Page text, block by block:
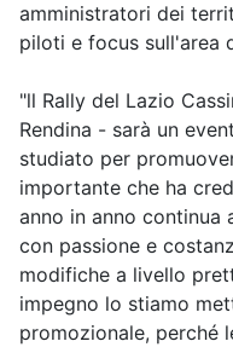
amministratori dei
piloti e focus sull'area
"ll Rally del Lazio
Rendina - sarà un
studiato per
importante che ha
anno in anno continua
con passione e
modifiche a livello
impegno lo stiamo
promozionale, perché